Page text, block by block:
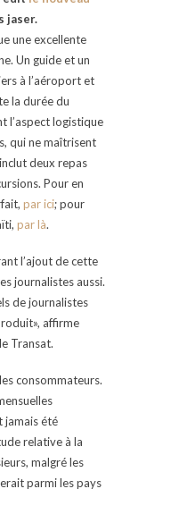
jaser.
une excellente
Un guide et un
à l’aéroport et
la durée du
l’aspect logistique
qui ne maîtrisent
deux repas
Pour en
par ici; pour
par là.
l’ajout de cette
journalistes aussi.
de journalistes
affirme
Transat.
consommateurs.
jamais été
relative à la
malgré les
parmi les pays